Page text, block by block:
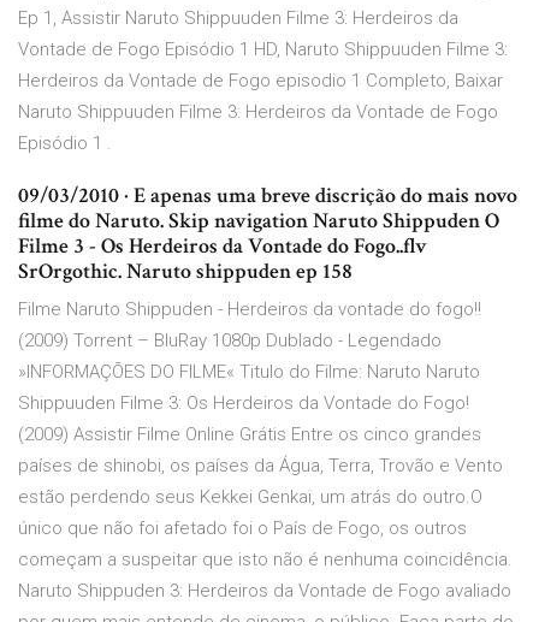
Ep 1, Assistir Naruto Shippuuden Filme 3: Herdeiros da
Vontade de Fogo Episódio 1 HD, Naruto Shippuuden Filme 3:
Herdeiros da Vontade de Fogo episodio 1 Completo, Baixar
Naruto Shippuuden Filme 3: Herdeiros da Vontade de Fogo
Episódio 1 .
09/03/2010 · E apenas uma breve discrição do mais novo
filme do Naruto. Skip navigation Naruto Shippuden O
Filme 3 - Os Herdeiros da Vontade do Fogo..flv
SrOrgothic. Naruto shippuden ep 158
Filme Naruto Shippuden - Herdeiros da vontade do fogo!!
(2009) Torrent – BluRay 1080p Dublado - Legendado
»INFORMAÇÕES DO FILME« Titulo do Filme: Naruto Naruto
Shippuuden Filme 3: Os Herdeiros da Vontade do Fogo!
(2009) Assistir Filme Online Grátis Entre os cinco grandes
países de shinobi, os países da Água, Terra, Trovão e Vento
estão perdendo seus Kekkei Genkai, um atrás do outro.O
único que não foi afetado foi o País de Fogo, os outros
começam a suspeitar que isto não é nenhuma coincidência.
Naruto Shippuden 3: Herdeiros da Vontade de Fogo avaliado